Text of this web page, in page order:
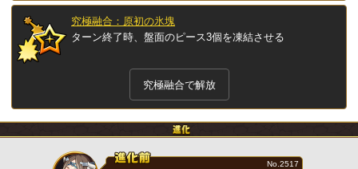
究極融合：原初の氷塊
ターン終了時、盤面のピース3個を凍結させる
究極融合で解放
No.2517